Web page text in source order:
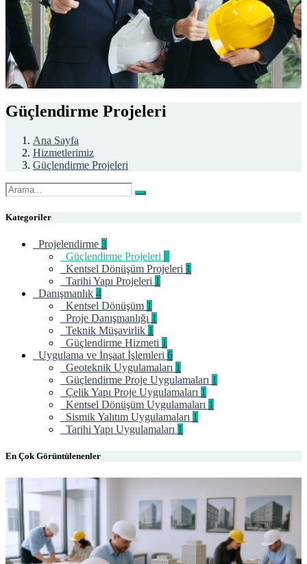
Güçlendirme Projeleri
Ana Sayfa
Hizmetlerimiz
Güçlendirme Projeleri
Kategoriler
Projelendirme 3
Güçlendirme Projeleri
Kentsel Dönüşüm Projeleri 1
Tarihi Yapı Projeleri 1
Danışmanlık 4
Kentsel Dönüşüm 1
Proje Danışmanlığı 1
Teknik Müşavirlik 1
Güçlendirme Hizmeti 1
Uygulama ve İnşaat İşlemleri 6
Geoteknik Uygulamaları 1
Güçlendirme Proje Uygulamaları 1
Çelik Yapı Proje Uygulamaları 1
Kentsel Dönüşüm Uygulamaları 1
Sismik Yalıtım Uygulamaları 1
Tarihi Yapı Uygulamaları 1
En Çok Görüntülenenler